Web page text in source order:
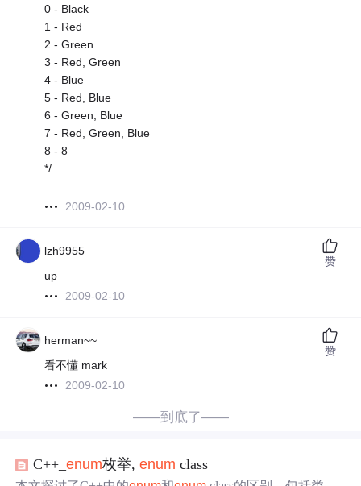
0 - Black
1 - Red
2 - Green
3 - Red, Green
4 - Blue
5 - Red, Blue
6 - Green, Blue
7 - Red, Green, Blue
8 - 8
*/
2009-02-10
lzh9955
up
2009-02-10
赞
herman~~
看不懂 mark
2009-02-10
赞
——到底了——
C++_enum枚举,enum class